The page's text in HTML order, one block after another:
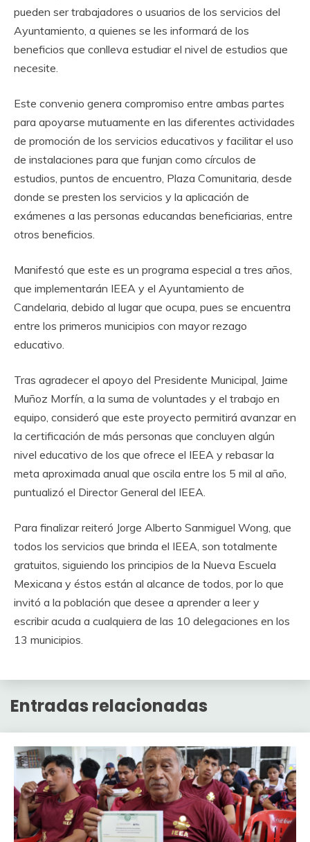
pueden ser trabajadores o usuarios de los servicios del
Ayuntamiento, a quienes se les informará de los
beneficios que conlleva estudiar el nivel de estudios que
necesite.
Este convenio genera compromiso entre ambas partes
para apoyarse mutuamente en las diferentes actividades
de promoción de los servicios educativos y facilitar el uso
de instalaciones para que funjan como círculos de
estudios, puntos de encuentro, Plaza Comunitaria, desde
donde se presten los servicios y la aplicación de
exámenes a las personas educandas beneficiarias, entre
otros beneficios.
Manifestó que este es un programa especial a tres años,
que implementarán IEEA y el Ayuntamiento de
Candelaria, debido al lugar que ocupa, pues se encuentra
entre los primeros municipios con mayor rezago
educativo.
Tras agradecer el apoyo del Presidente Municipal, Jaime
Muñoz Morfín, a la suma de voluntades y el trabajo en
equipo, consideró que este proyecto permitirá avanzar en
la certificación de más personas que concluyen algún
nivel educativo de los que ofrece el IEEA y rebasar la
meta aproximada anual que oscila entre los 5 mil al año,
puntualizó el Director General del IEEA.
Para finalizar reiteró Jorge Alberto Sanmiguel Wong, que
todos los servicios que brinda el IEEA, son totalmente
gratuitos, siguiendo los principios de la Nueva Escuela
Mexicana y éstos están al alcance de todos, por lo que
invitó a la población que desee a aprender a leer y
escribir acuda a cualquiera de las 10 delegaciones en los
13 municipios.
Entradas relacionadas